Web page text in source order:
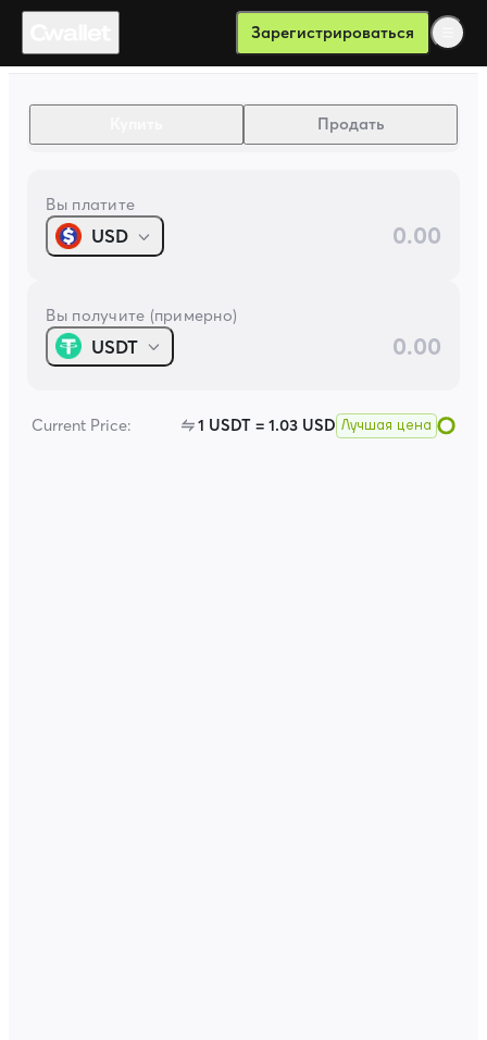
Зарегистрироваться
Продать
Вы платите
USD
Вы получите (примерно)
USDT
Current Price: 1 USDT = 1.03 USD Лучшая цена
Покупайте криптовалюту за фиат — легко и безопасно |